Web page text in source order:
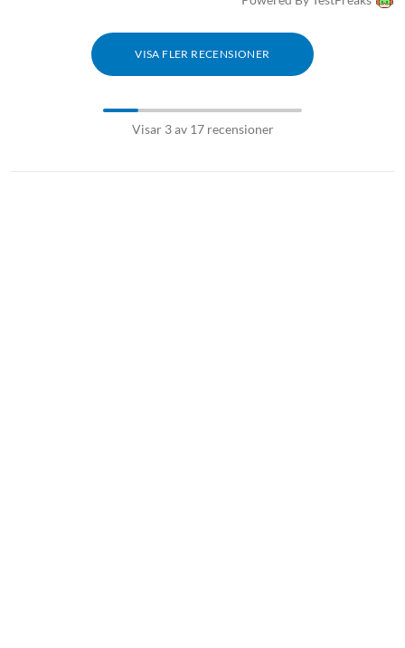
VISA FLER RECENSIONER
Visar 3 av 17 recensioner